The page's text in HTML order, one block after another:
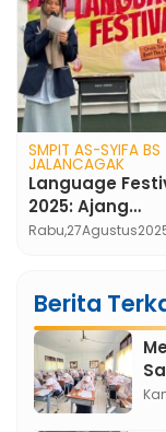
SMPIT AS-SYIFA BS
JALANCAGAK
Language
2025: Ajang
Kreativitas
Rabu,27Agustus
Berita